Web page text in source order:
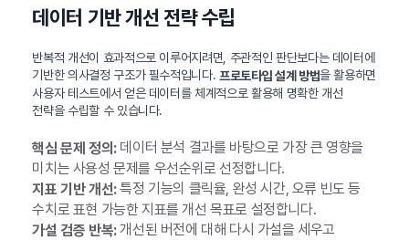
데이터 기반 개선 전략 수립
반복적 개선이 효과적으로 이루어지려면, 주관적인 판단보다는 데이터에
기반한 의사결정 구조가 필수적입니다.프로토타입 설계 방법을 활용하면
사용자 테스트에서 얻은 데이터를 체계적으로 활용해 명확한 개선
전략을 수립할 수 있습니다.
핵심 문제 정의:데이터 분석 결과를 바탕으로 가장 큰 영향을
미치는 사용성 문제를 우선순위로 선정합니다.
지표 기반 개선:특정 기능의 클릭율, 완성 시간, 오류 빈도 등
수치로 표현 가능한 지표를 개선 목표로 설정합니다.
가설 검증 반복:개선된 버전에 대해 다시 가설을 세우고